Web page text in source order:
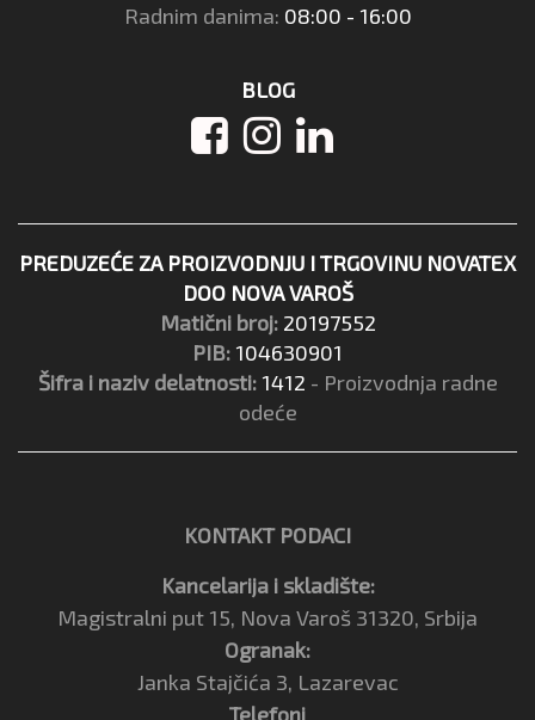
Radnim danima: 08:00 - 16:00
BLOG
PREDUZEĆE ZA PROIZVODNJU I TRGOVINU NOVATEX
DOO NOVA VAROŠ
Matični broj: 20197552
PIB: 104630901
Šifra i naziv delatnosti: 1412 - Proizvodnja radne
odeće
KONTAKT PODACI
Kancelarija i skladište:
Magistralni put 15, Nova Varoš 31320, Srbija
Ogranak:
Janka Stajčića 3, Lazarevac
Telefoni